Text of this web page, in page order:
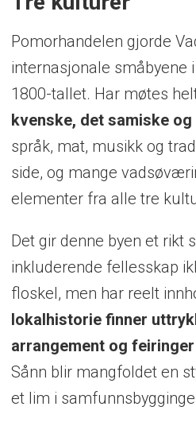
Pomorhandelen gjorde
internasjonale småbyene
1800-tallet. Har møtes
kvenske, det samiske
språk, mat, musikk og
side, og mange
elementer fra alle tre
Det gir denne byen et rikt
inkluderende fellesskap
floskel, men har reelt
lokalhistorie finner
arrangement og
Sånn blir mangfoldet en
et lim i